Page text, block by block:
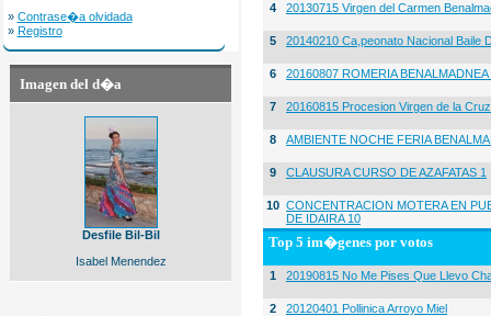
» Contrase�a olvidada
» Registro
Imagen del d�a
Desfile Bil-Bil
Isabel Menendez
4 20130715 Virgen del Carmen
5 20140210 Ca,peonato Nacional Baile
6 20160807 ROMERIA
7 20160815 Procesion Virgen de la
8 AMBIENTE NOCHE FERIA
9 CLAUSURA CURSO DE AZAFATAS 1
10 CONCENTRACION MOTERA EN
DE IDAIRA 10
Top 5 im�genes por votos
1 20190815 No Me Pises Que Llevo
2 20120401 Pollinica Arroyo Miel